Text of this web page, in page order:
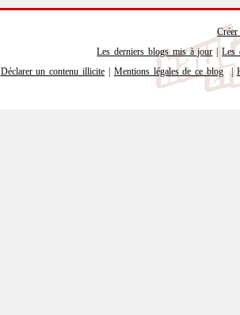
Les derniers blogs mis à jour |Les
Déclarer un contenu illicite
Mentions légales de ce blog |